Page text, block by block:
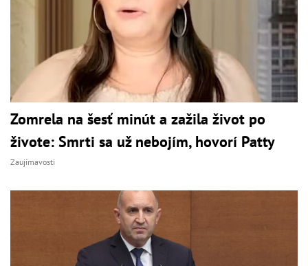
Zomrela na šesť minút a zažila život po
živote: Smrti sa už nebojím, hovorí Patty
Zaujímavosti